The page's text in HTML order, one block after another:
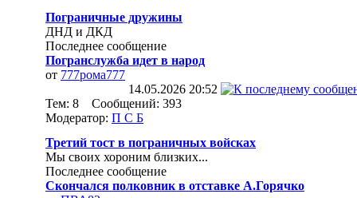
Пограничные дружины
ДНД и ДКД
Последнее сообщение
Погранслужба идет в народ
от 777рома777
14.05.2026 20:52
Тем: 8 Сообщений: 393
Модератор: П С Б
Третий тост в пограничных войсках
Мы своих хороним близких...
Последнее сообщение
Скончался полковник в отставке А.Горячко